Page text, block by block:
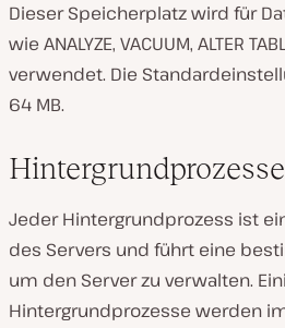
Dieser Speicherplatz wird für
wie ANALYZE, VACUUM, ALTER
verwendet. Die
64 MB.
Hintergrundprozesse
Jeder Hintergrundprozess ist
des Servers und führt eine
um den Server zu verwalten.
Hintergrundprozesse werden